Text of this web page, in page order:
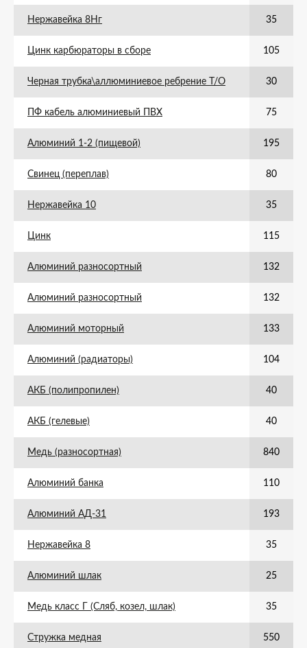
Нержавейка 8Нг 35
Цинк карбюраторы в сборе 105
Черная трубка\аллюминиевое ребрение Т/О 30
ПФ кабель алюминиевый ПВХ 75
Алюминий 1-2 (пищевой) 195
Свинец (переплав) 80
Нержавейка 10 35
Цинк 115
Алюминий разносортный 132
Алюминий разносортный 132
Алюминий моторный 133
Алюминий (радиаторы) 104
АКБ (полипропилен) 40
АКБ (гелевые) 40
Медь (разносортная) 840
Алюминий банка 110
Алюминий АД-31 193
Нержавейка 8 35
Алюминий шлак 25
Медь класс Г (Сляб, козел, шлак) 35
Стружка медная 550